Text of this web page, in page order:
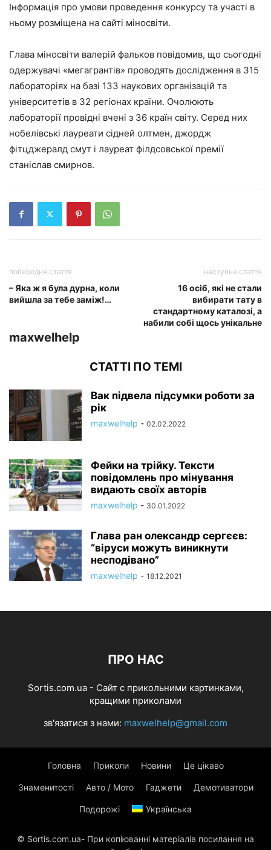
Інформація про умови проведення конкурсу та участі в
ньому розміщена на сайті міносвіти.
Глава міносвіти валерій фальков повідомив, що сьогодні
одержувачі «мегагрантів» проводять дослідження в 315
лабораторіях на базі 133 наукових організацій та
університетів в 32 регіонах країни. Очолюють
лабораторії провідні вчені з 36 країн світу. Серед них
нобелівські лауреати сідней олтмен, джордж
фітцджералд смут і лауреат філдсовської премії
станіслав смирнов.
попередня стаття
– Яка ж я була дурна, коли
вийшла за тебе заміж!…
наступна стаття
16 осіб, які не стали
вибирати тату в
стандартному каталозі, а
набили собі щось унікальне
maxwelhelp
СТАТТІ ПО ТЕМІ
Вак підвела підсумки роботи за
рік
maxwelhelp - 02.02.2022
Фейки на трійку. Тексти
повідомлень про мінування
видають своїх авторів
maxwelhelp - 30.01.2022
Глава ран олександр сергєєв:
“віруси можуть виникнути
несподівано”
maxwelhelp - 18.12.2021
ПРО НАС
Sortis.com.ua - Cайт с прикольними картинками,
кращими приколами
зв'язатися з нами: maxwelhelp@gmail.com
Головна Приколи Новини Це цікаво
Знаменитості Авто / Мото Гаджети Демотиватори
Подорожі Українська
© Sortis.com.ua- При копіюванні матеріалів посилання на